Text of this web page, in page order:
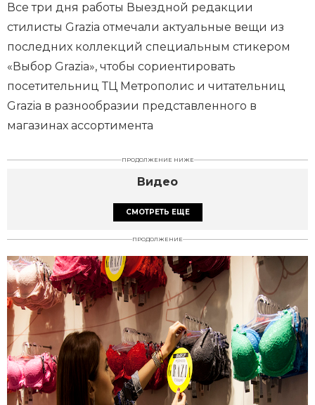
Все три дня работы Выездной редакции
стилисты Grazia отмечали актуальные вещи из
последних коллекций специальным стикером
«Выбор Grazia», чтобы сориентировать
посетительниц ТЦ Метрополис и читательниц
Grazia в разнообразии представленного в
магазинах ассортимента
ПРОДОЛЖЕНИЕ НИЖЕ
Видео
СМОТРЕТЬ ЕЩЕ
ПРОДОЛЖЕНИЕ